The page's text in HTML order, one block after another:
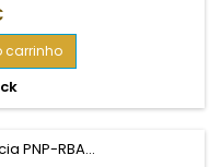
carrinho